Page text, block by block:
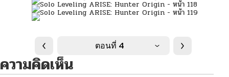
ตอนที่ 4
ความคิดเห็น